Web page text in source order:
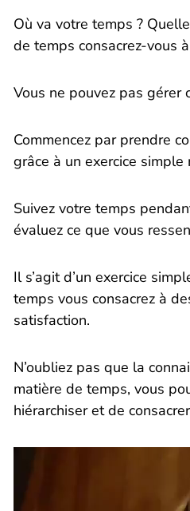
Où va votre temps ?
de temps consacrez-vous
Vous ne pouvez pas gérer
Commencez par prendre
grâce à un exercice simple
Suivez votre temps
évaluez ce que vous
Il s’agit d’un exercice
temps vous consacrez à
satisfaction.
N’oubliez pas que la
matière de temps, vous
hiérarchiser et de